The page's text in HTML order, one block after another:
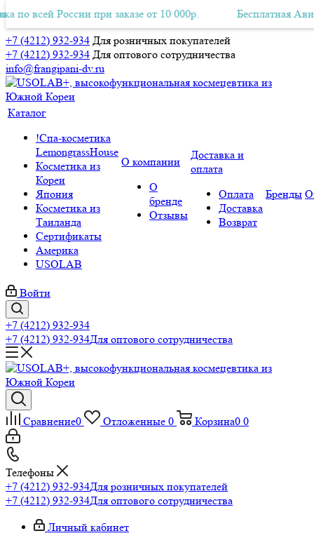
+7 (4212) 932-934 Для розничных покупателей
+7 (4212) 932-934 Для оптового сотрудничества
info@frangipani-dv.ru
Авиа-доставка по всей России при заказе от 10 000р.
России при заказе от 10 000р. Бесплатная Авиа-
Каталог
!Спа-косметика
LemongrassHouse
Косметика из
Кореи
Япония
Косметика из
Таиланда
Сертификаты
Америка
USOLAB
О компании
О
бренде
Отзывы
Доставка и
оплата
Оплата
Доставка
Возврат
Бренды
Войти
+7 (4212) 932-934
+7 (4212) 932-934Для оптового сотрудничества
Сравнение0 Отложенные 0 Корзина0 0
Телефоны
+7 (4212) 932-934Для розничных покупателей
+7 (4212) 932-934Для оптового сотрудничества
Личный кабинет